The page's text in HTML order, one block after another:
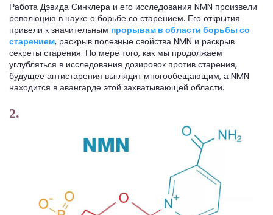
Работа Дэвида Синклера и его исследования NMN произвели
революцию в науке о борьбе со старением. Его открытия
привели к значительным прорывам в области борьбы со
старением, раскрыв полезные свойства NMN и раскрыв
секреты старения. По мере того, как мы продолжаем
углубляться в исследования дозировок против старения,
будущее антистарения выглядит многообещающим, а NMN
находится в авангарде этой захватывающей области.
2.